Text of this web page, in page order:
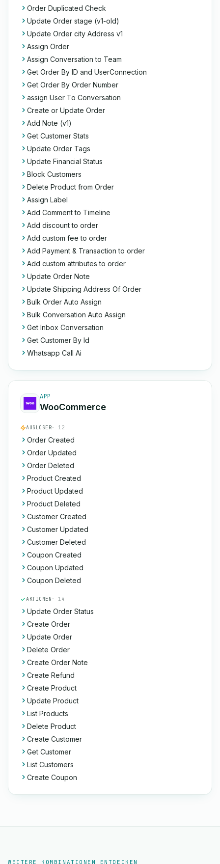
Order Duplicated Check
Update Order stage (v1-old)
Update Order city Address v1
Assign Order
Assign Conversation to Team
Get Order By ID and UserConnection
Get Order By Order Number
assign User To Conversation
Create or Update Order
Add Note (v1)
Get Customer Stats
Update Order Tags
Update Financial Status
Block Customers
Delete Product from Order
Assign Label
Add Comment to Timeline
Add discount to order
Add custom fee to order
Add Payment & Transaction to order
Add custom attributes to order
Update Order Note
Update Shipping Address Of Order
Bulk Order Auto Assign
Bulk Conversation Auto Assign
Get Inbox Conversation
Get Customer By Id
Whatsapp Call Ai
APP
WooCommerce
AUSLÖSER· 12
Order Created
Order Updated
Order Deleted
Product Created
Product Updated
Product Deleted
Customer Created
Customer Updated
Customer Deleted
Coupon Created
Coupon Updated
Coupon Deleted
AKTIONEN · 14
Update Order Status
Create Order
Update Order
Delete Order
Create Order Note
Create Refund
Create Product
Update Product
List Products
Delete Product
Create Customer
Get Customer
List Customers
Create Coupon
WEITERE KOMBINATIONEN ENTDECKEN